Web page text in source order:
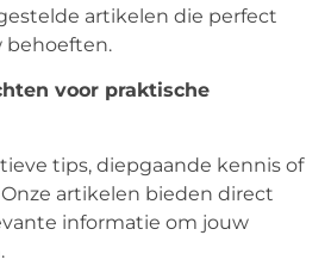
artikelen die perfect
behoeften.
voor praktische
tips, diepgaande kennis of
artikelen bieden direct
informatie om jouw